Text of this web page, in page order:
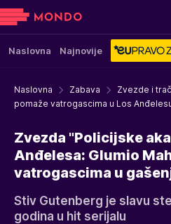
Naslovna Najnovije
Naslovna Zabava Zvezde i
pomaže vatrogascima u Los
Zvezda "Policijske
Anđelesa: Glumio
vatrogascima u
Stiv Gutenberg je slavu
godina u hit serijalu